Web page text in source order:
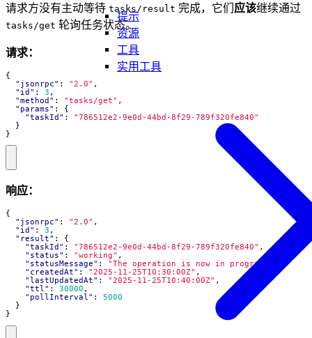
提示
资源
工具
实用工具
请求方没有主动等待 tasks/result 完成，它们应该继续通过
tasks/get 轮询任务状态。
请求：
{
"jsonrpc" : "2.0" ,
"id" : 3 ,
"method" : "tasks/get" ,
"params" :
{
"taskId" :
"786512e2-9e0d-44bd-8f29-789f320fe840"
}
}
响应：
{
"jsonrpc" : "2.0" ,
"id" : 3 ,
"result" :
{
"taskId" : "786512e2-9e0d-44bd-8f29-789f320fe840" ,
"status" : "working" ,
"statusMessage" : "The operation is now in progress."
"createdAt" : "2025-11-25T10:30:00Z" ,
"lastUpdatedAt" : "2025-11-25T10:40:00Z" ,
"ttl" : 30000 ,
"pollInterval" :
5000
}
}